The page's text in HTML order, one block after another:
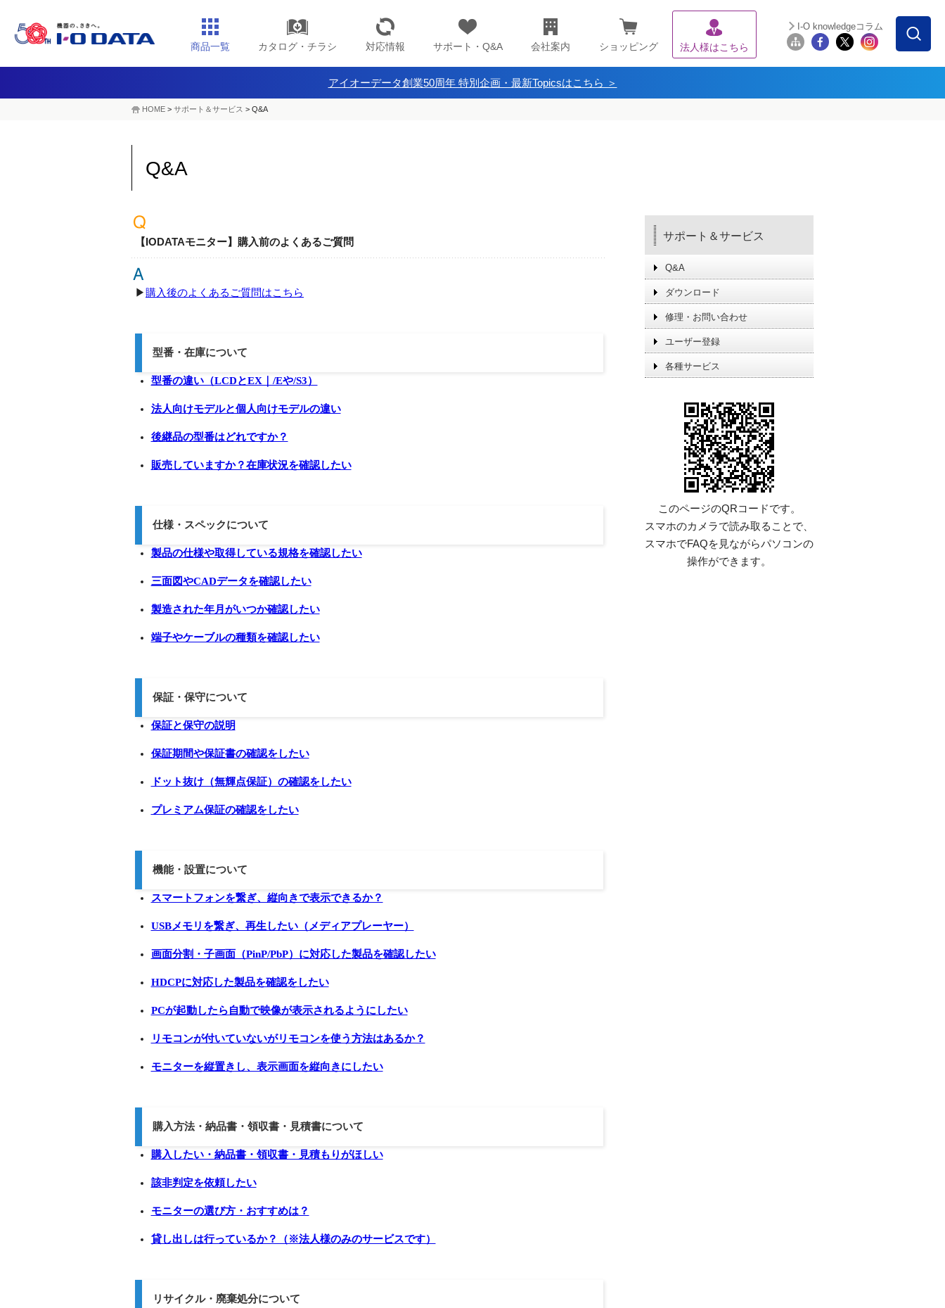
商品一覧 カタログ・チラシ 対応情報 サポート・Q&A 会社案内 ショッピング 法人様はこちら
I-O knowledgeコラム
アイオーデータ創業50周年 特別企画・最新Topicsはこちら ＞
HOME > サポート＆サービス > Q&A
Q&A
【IODATAモニター】購入前のよくあるご質問
▶ 購入後のよくあるご質問はこちら
型番・在庫について
型番の違い（LCDとEX｜/Eや/S3）
法人向けモデルと個人向けモデルの違い
後継品の型番はどれですか？
販売していますか？在庫状況を確認したい
仕様・スペックについて
製品の仕様や取得している規格を確認したい
三面図やCADデータを確認したい
製造された年月がいつか確認したい
端子やケーブルの種類を確認したい
保証・保守について
保証と保守の説明
保証期間や保証書の確認をしたい
ドット抜け（無輝点保証）の確認をしたい
プレミアム保証の確認をしたい
機能・設置について
スマートフォンを繋ぎ、縦向きで表示できるか？
USBメモリを繋ぎ、再生したい（メディアプレーヤー）
画面分割・子画面（PinP/PbP）に対応した製品を確認したい
HDCPに対応した製品を確認をしたい
PCが起動したら自動で映像が表示されるようにしたい
リモコンが付いていないがリモコンを使う方法はあるか？
モニターを縦置きし、表示画面を縦向きにしたい
購入方法・納品書・領収書・見積書について
購入したい・納品書・領収書・見積もりがほしい
該非判定を依頼したい
モニターの選び方・おすすめは？
貸し出しは行っているか？（※法人様のみのサービスです）
リサイクル・廃棄処分について
サポート＆サービス
Q&A
ダウンロード
修理・お問い合わせ
ユーザー登録
各種サービス
このページのQRコードです。
スマホのカメラで読み取ることで、
スマホでFAQを見ながらパソコンの
操作ができます。